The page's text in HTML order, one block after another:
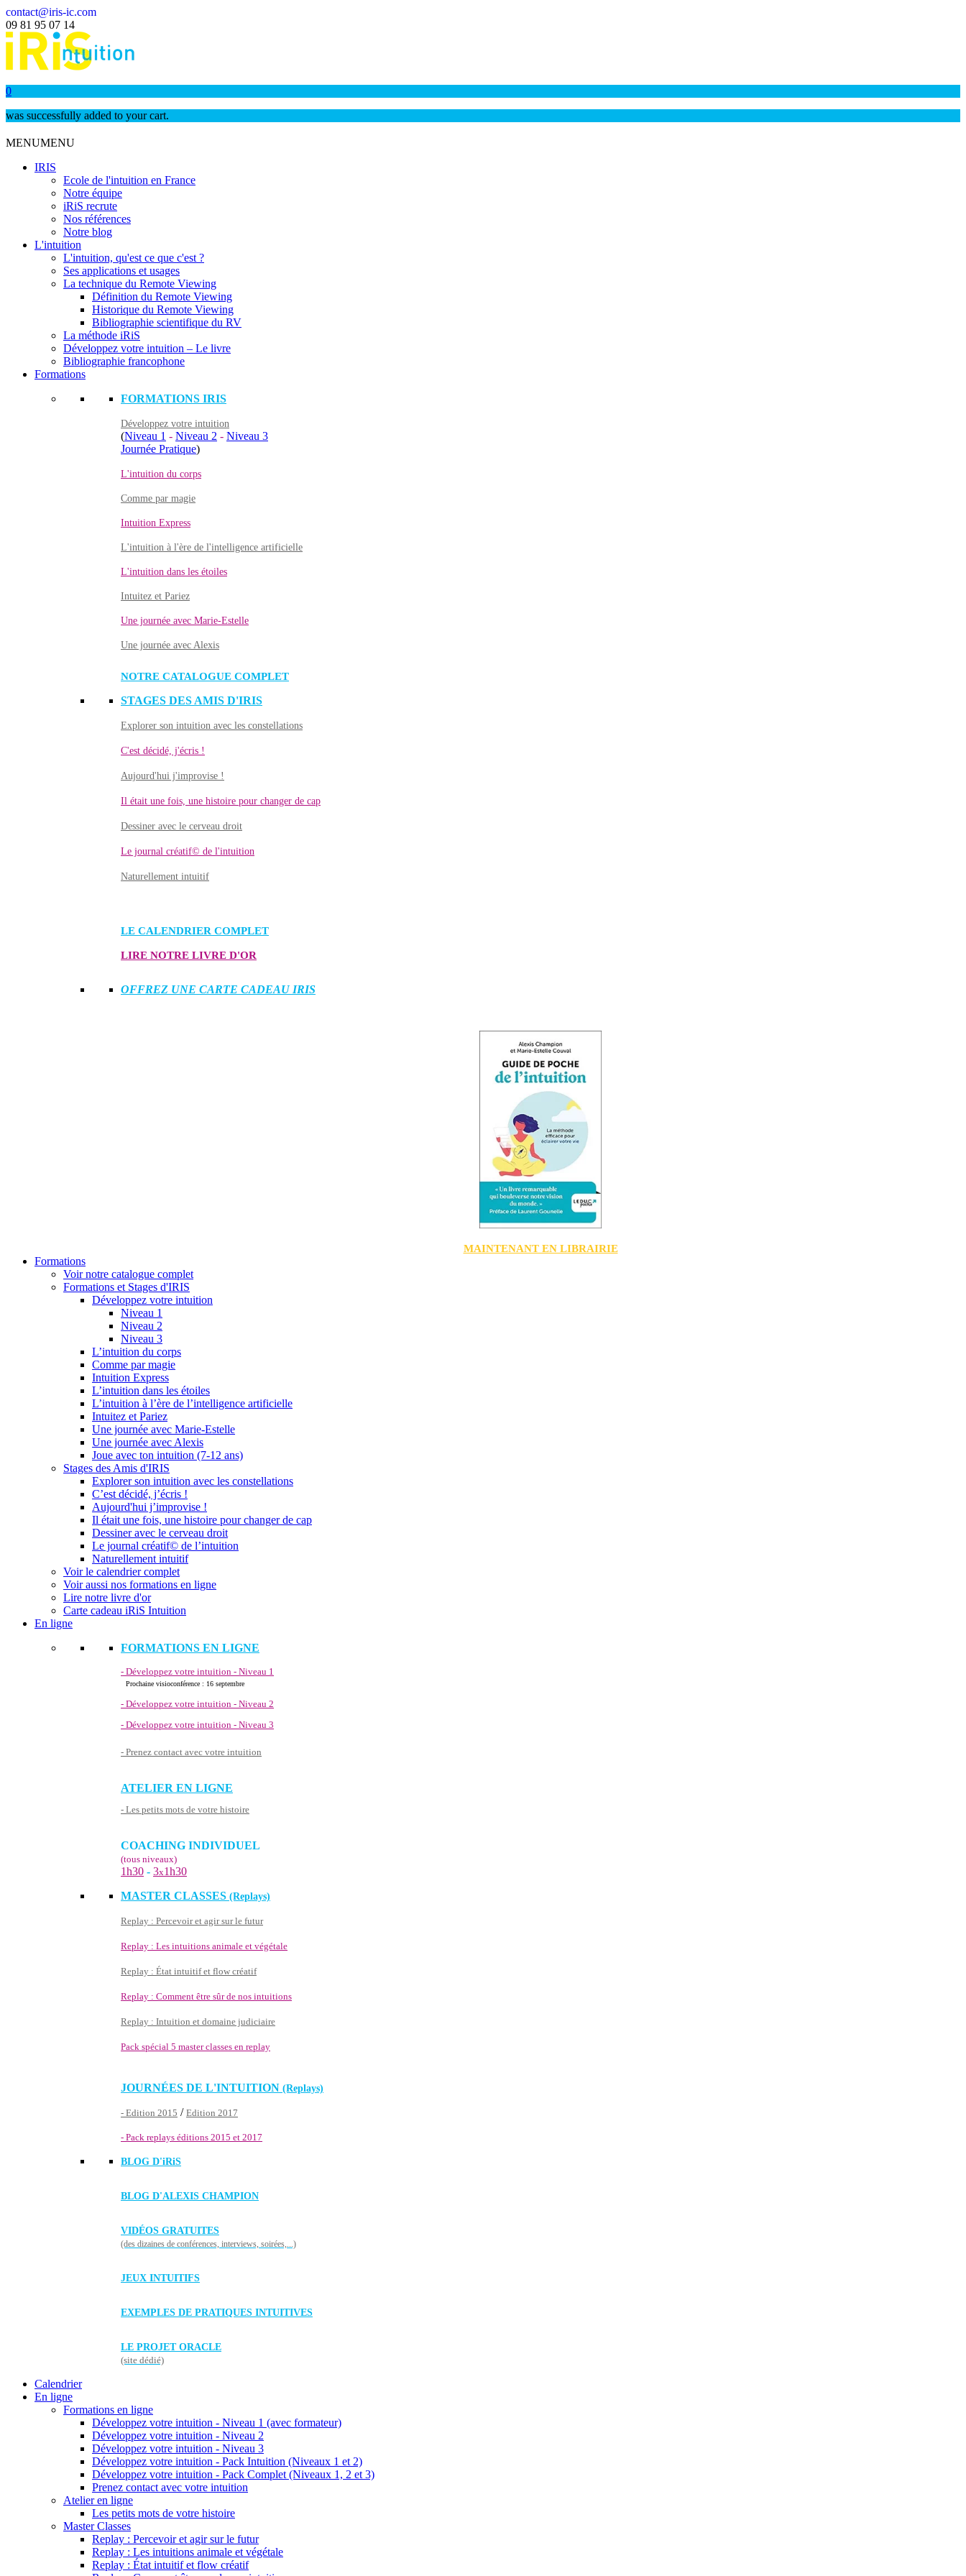
contact@iris-ic.com
09 81 95 07 14
0
was successfully added to your cart.
MENUMENU
IRIS
Ecole de l'intuition en France
Notre équipe
iRiS recrute
Nos références
Notre blog
L'intuition
L'intuition, qu'est ce que c'est ?
Ses applications et usages
La technique du Remote Viewing
Définition du Remote Viewing
Historique du Remote Viewing
Bibliographie scientifique du RV
La méthode iRiS
Développez votre intuition – Le livre
Bibliographie francophone
Formations
FORMATIONS IRIS
Développez votre intuition
(Niveau 1 - Niveau 2 - Niveau 3
Journée Pratique)
L'intuition du corps
Comme par magie
Intuition Express
L'intuition à l'ère de l'intelligence artificielle
L'intuition dans les étoiles
Intuitez et Pariez
Une journée avec Marie-Estelle
Une journée avec Alexis
NOTRE CATALOGUE COMPLET
STAGES DES AMIS D'IRIS
Explorer son intuition avec les constellations
C'est décidé, j'écris !
Aujourd'hui j'improvise !
Il était une fois, une histoire pour changer de cap
Dessiner avec le cerveau droit
Le journal créatif© de l'intuition
Naturellement intuitif
LE CALENDRIER COMPLET
LIRE NOTRE LIVRE D'OR
OFFREZ UNE CARTE CADEAU IRIS
MAINTENANT EN LIBRAIRIE
Formations
Voir notre catalogue complet
Formations et Stages d'IRIS
Développez votre intuition
Niveau 1
Niveau 2
Niveau 3
L’intuition du corps
Comme par magie
Intuition Express
L’intuition dans les étoiles
L’intuition à l’ère de l’intelligence artificielle
Intuitez et Pariez
Une journée avec Marie-Estelle
Une journée avec Alexis
Joue avec ton intuition (7-12 ans)
Stages des Amis d'IRIS
Explorer son intuition avec les constellations
C’est décidé, j’écris !
Aujourd'hui j’improvise !
Il était une fois, une histoire pour changer de cap
Dessiner avec le cerveau droit
Le journal créatif© de l’intuition
Naturellement intuitif
Voir le calendrier complet
Voir aussi nos formations en ligne
Lire notre livre d'or
Carte cadeau iRiS Intuition
En ligne
FORMATIONS EN LIGNE
- Développez votre intuition - Niveau 1
Prochaine visioconférence : 16 septembre
- Développez votre intuition - Niveau 2
- Développez votre intuition - Niveau 3
- Prenez contact avec votre intuition
ATELIER EN LIGNE
- Les petits mots de votre histoire
COACHING INDIVIDUEL
(tous niveaux)
1h30 - 3x1h30
MASTER CLASSES (Replays)
Replay : Percevoir et agir sur le futur
Replay : Les intuitions animale et végétale
Replay : État intuitif et flow créatif
Replay : Comment être sûr de nos intuitions
Replay : Intuition et domaine judiciaire
Pack spécial 5 master classes en replay
JOURNÉES DE L'INTUITION (Replays)
- Edition 2015 / Edition 2017
- Pack replays éditions 2015 et 2017
BLOG D'iRiS
BLOG D'ALEXIS CHAMPION
VIDÉOS GRATUITES
(des dizaines de conférences, interviews, soirées,...)
JEUX INTUITIFS
EXEMPLES DE PRATIQUES INTUITIVES
LE PROJET ORACLE
(site dédié)
Calendrier
En ligne
Formations en ligne
Développez votre intuition - Niveau 1 (avec formateur)
Développez votre intuition - Niveau 2
Développez votre intuition - Niveau 3
Développez votre intuition - Pack Intuition (Niveaux 1 et 2)
Développez votre intuition - Pack Complet (Niveaux 1, 2 et 3)
Prenez contact avec votre intuition
Atelier en ligne
Les petits mots de votre histoire
Master Classes
Replay : Percevoir et agir sur le futur
Replay : Les intuitions animale et végétale
Replay : État intuitif et flow créatif